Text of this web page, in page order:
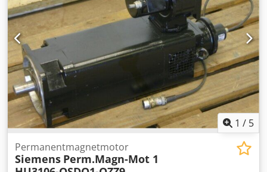
1 / 5
Permanentmagnetmotor
Siemens Perm.Magn-Mot 1